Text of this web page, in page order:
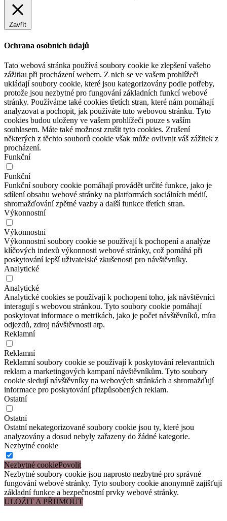
Zavřít
Ochrana osobních údajů
Tato webová stránka používá soubory cookie ke zlepšení vašeho
zážitku při procházení webem. Z nich se ve vašem prohlížeči
ukládají soubory cookie, které jsou kategorizovány podle potřeby,
protože jsou nezbytné pro fungování základních funkcí webové
stránky. Používáme také cookies třetích stran, které nám pomáhají
analyzovat a pochopit, jak používáte tuto webovou stránku. Tyto
cookies budou uloženy ve vašem prohlížeči pouze s vaším
souhlasem. Máte také možnost zrušit tyto cookies. Zrušení
některých z těchto souborů cookie však může ovlivnit váš zážitek z
procházení.
Funkční
Funkční
Funkční soubory cookie pomáhají provádět určité funkce, jako je
sdílení obsahu webové stránky na platformách sociálních médií,
shromažďování zpětné vazby a další funkce třetích stran.
Výkonnostní
Výkonnostní
Výkonnostní soubory cookie se používají k pochopení a analýze
klíčových indexů výkonnosti webové stránky, což pomáhá při
poskytování lepší uživatelské zkušenosti pro návštěvníky.
Analytické
Analytické
Analytické cookies se používají k pochopení toho, jak návštěvníci
interagují s webovou stránkou. Tyto soubory cookie pomáhají
poskytovat informace o metrikách, jako je počet návštěvníků, míra
odjezdů, zdroj návštěvnosti atp.
Reklamní
Reklamní
Reklamní soubory cookie se používají k poskytování relevantních
reklam a marketingových kampaní návštěvníkům. Tyto soubory
cookie sledují návštěvníky na webových stránkách a shromažďují
informace pro poskytování přizpůsobených reklam.
Ostatní
Ostatní
Ostatní nekategorizované soubory cookie jsou ty, které jsou
analyzovány a dosud nebyly zařazeny do žádné kategorie.
Nezbytné cookie
Nezbytné cookie
Nezbytné soubory cookie jsou naprosto nezbytné pro správné
fungování webové stránky. Tyto soubory cookie anonymně zajišťují
základní funkce a bezpečnostní prvky webové stránky.
ULOŽIT A PŘIJMOUT